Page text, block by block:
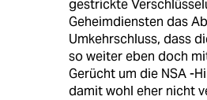
gestrickte
Geheimdiensten das
Umkehrschluss, dass
so weiter eben doch
Gerücht um die NSA -
damit wohl eher nicht